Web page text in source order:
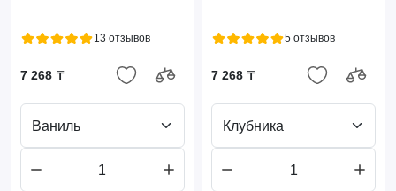
13 отзывов
7 268 ₸
Ваниль
5 отзывов
7 268 ₸
Клубника